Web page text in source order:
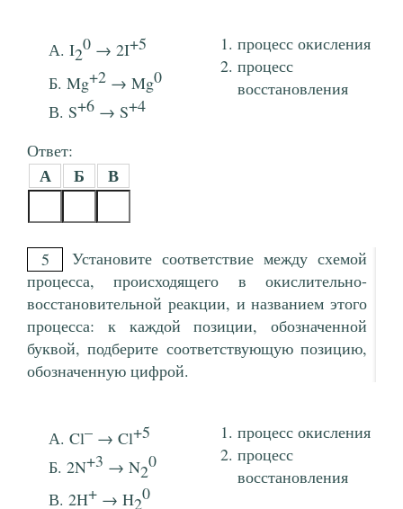
I20 → 2I+5
Mg+2 → Mg0
S+6 → S+4
процесс окисления
процесс
восстановления
Ответ:
А Б В
5
Установите соответствие между схемой
процесса, происходящего в окислительно-
восстановительной реакции, и названием этого
процесса: к каждой позиции, обозначенной
буквой, подберите соответствующую позицию,
обозначенную цифрой.
Cl– → Cl+5
2N+3 → N20
2H+ → H20
процесс окисления
процесс
восстановления